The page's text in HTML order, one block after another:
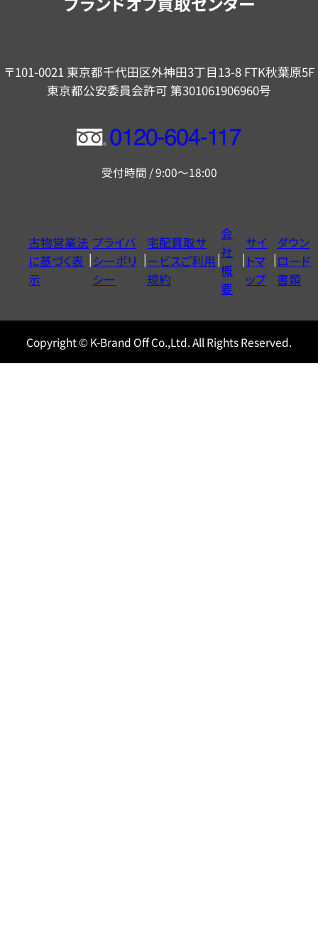
〒101-0021 東京都千代田区外神田3丁目13-8 FTK秋葉原5F
東京都公安委員会許可 第301061906960号
フ
ー
ヤ
ル
0120604117
受付時間 / 9:00～18:00
古物営業法
に基づく表
示
プライバ
シーポリ
シー
宅配買取サ
ービスご利用
規約
会
社
概
要
サイ
トマ
ップ
ダウン
ロード
書類
Copyright © K-Brand Off Co.,Ltd. All Rights Reserved.